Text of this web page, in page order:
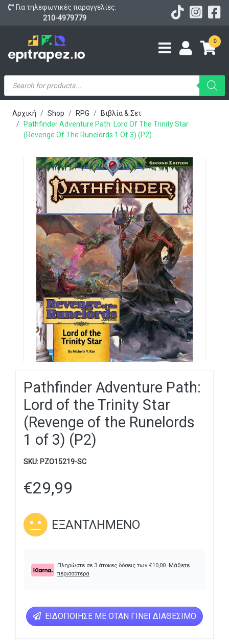
Για τηλεφωνικές παραγγελίες:
210-4979779
0
Products
search
Αρχική Shop RPG
Βιβλία & Σετ
Pathfinder Adventure Path: Lord Of The Trinity Star
(Revenge Of The Runelords 1 Of 3) (P2)
Pathfinder Adventure Path:
Lord of the Trinity Star
(Revenge of the Runelords
1 of 3) (P2)
SKU: PZO15219-SC
€29,99
ΕΞΑΝΤΛΗΜΈΝΟ
Πληρώστε σε 3 άτοκες δόσεις των €10,00. Μάθετε
περισσότερα
ΕΙΔΟΠΟΊΗΣΕ ΜΕ ΌΤΑΝ ΓΊΝΕΙ ΔΙΑΘΈΣΙΜΟ